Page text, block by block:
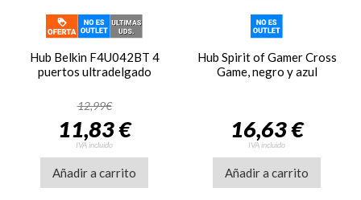
Hub Belkin F4U042BT 4
puertos ultradelgado
12,99€
11,83 €
IVA incluido
Añadir a carrito
Hub Spirit of Gamer Cross
Game, negro y azul
16,63 €
IVA incluido
Añadir a carrito